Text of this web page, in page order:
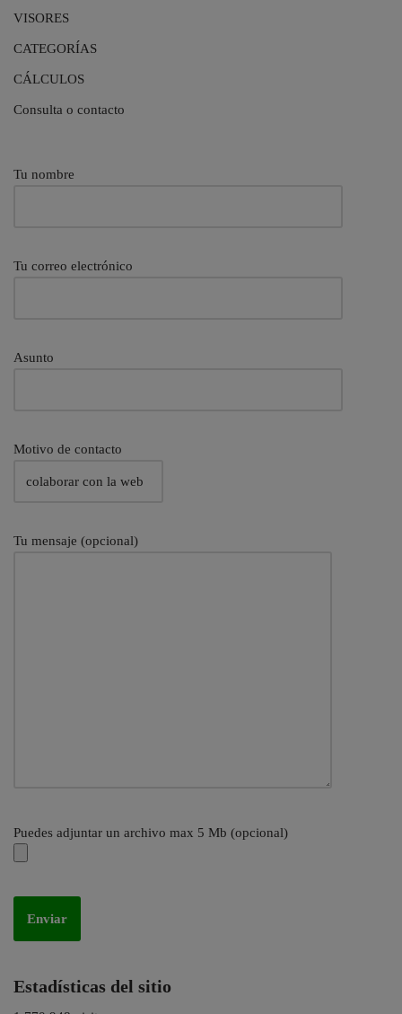
VISORES
CATEGORÍAS
CÁLCULOS
Consulta o contacto
Tu nombre
Tu correo electrónico
Asunto
Motivo de contacto
Tu mensaje (opcional)
Puedes adjuntar un archivo max 5 Mb (opcional)
Estadísticas del sitio